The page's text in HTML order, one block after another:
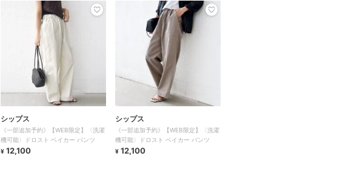
シップス
《一部追加予約》【WEB限定】〈洗濯
機可能〉ドロスト ベイカー パンツ
¥ 12,100
シップス
《一部追加予約》【WEB限定】〈洗濯
機可能〉ドロスト ベイカー パンツ
¥ 12,100